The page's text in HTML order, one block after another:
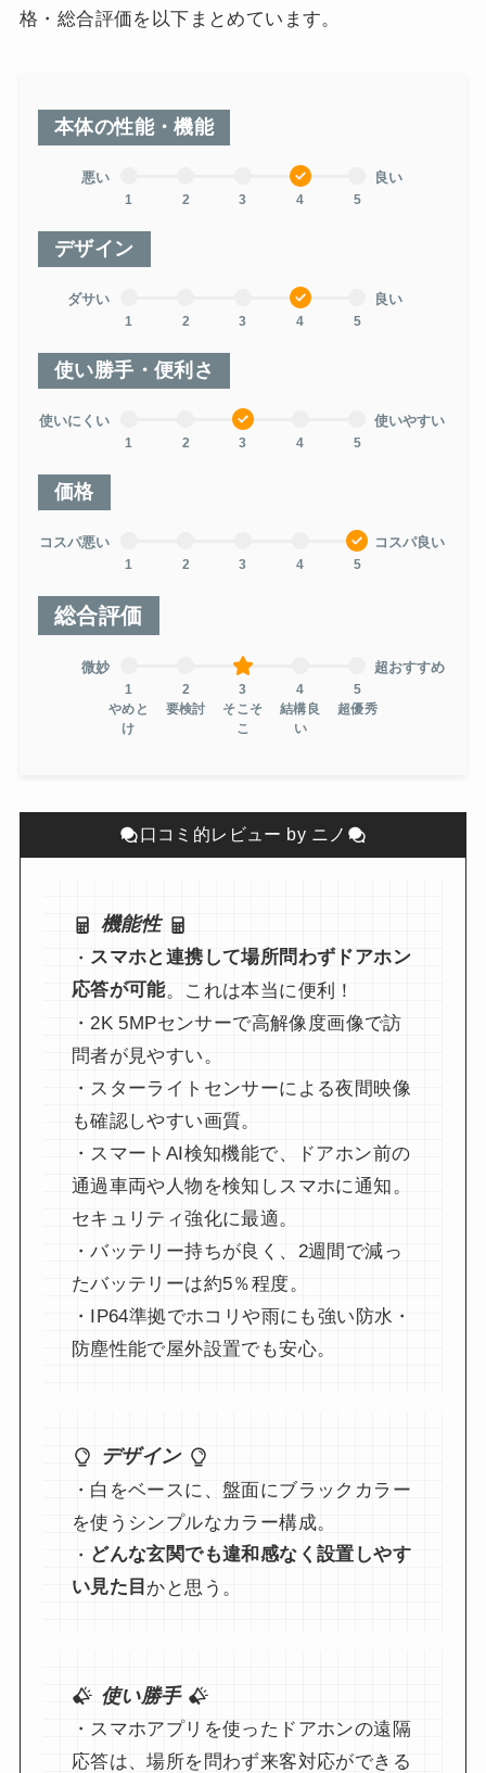
格・総合評価を以下まとめています。
本体の性能・機能
悪い
1 2 3 4 5
良い
デザイン
ダサい
1 2 3 4 5
良い
使い勝手・便利さ
使いにくい
1 2 3 4 5
使いやすい
価格
コスパ悪い
1 2 3 4 5
コスパ良い
総合評価
微妙
1
やめと
け
2
要検討
3
そこそ
こ
4
結構良
い
5
超優秀
超おすすめ
口コミ的レビュー by ニノ
機能性
・ スマホと連携して場所問わずドアホン
応答が可能。これは本当に便利！
・2K 5MPセンサーで高解像度画像で訪
問者が見やすい。
・スターライトセンサーによる夜間映像
も確認しやすい画質。
・スマートAI検知機能で、ドアホン前の
通過車両や人物を検知しスマホに通知。
セキュリティ強化に最適。
・バッテリー持ちが良く、2週間で減っ
たバッテリーは約5％程度。
・IP64準拠でホコリや雨にも強い防水・
防塵性能で屋外設置でも安心。
デザイン
・白をベースに、盤面にブラックカラー
を使うシンプルなカラー構成。
・ どんな玄関でも違和感なく設置しやす
い見た目 かと思う。
使い勝手
・スマホアプリを使ったドアホンの遠隔
応答は、場所を問わず来客対応ができる